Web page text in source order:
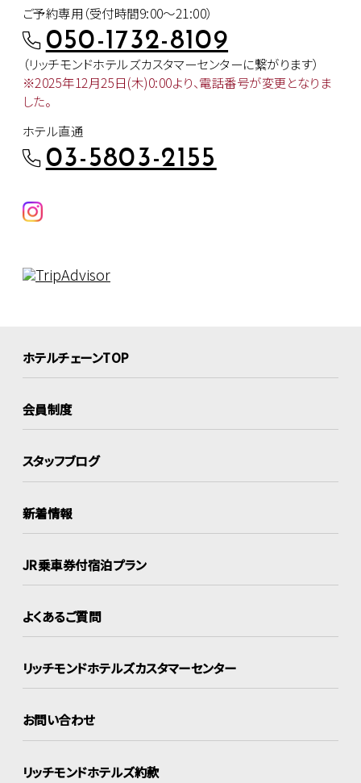
ご予約専用（受付時間9:00～21:00）
050-1732-8109
（リッチモンドホテルズカスタマーセンターに繋がります）
※2025年12月25日(木)0:00より、電話番号が変更となりま
した。
ホテル直通
03-5803-2155
ホテルチェーンTOP
会員制度
スタッフブログ
新着情報
JR乗車券付宿泊プラン
よくあるご質問
リッチモンドホテルズカスタマーセンター
お問い合わせ
リッチモンドホテルズ約款